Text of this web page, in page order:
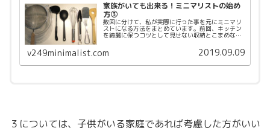
家族がいても出来る！ミニマリストの始め
方③
数回に分けて、私が実際に行った事を元にミニマリ
ストになる方法をまとめています。前回、キッチン
を綺麗に保つコツとして見せない収納とこまめな掃
んな気になる断捨離についてまとめていきます！記
事にするま...
v249minimalist.com 2019.09.09
３については、子供がいる家庭であれば考慮した方がいい